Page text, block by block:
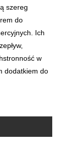
szereg
do
Ich
w
dodatkiem do